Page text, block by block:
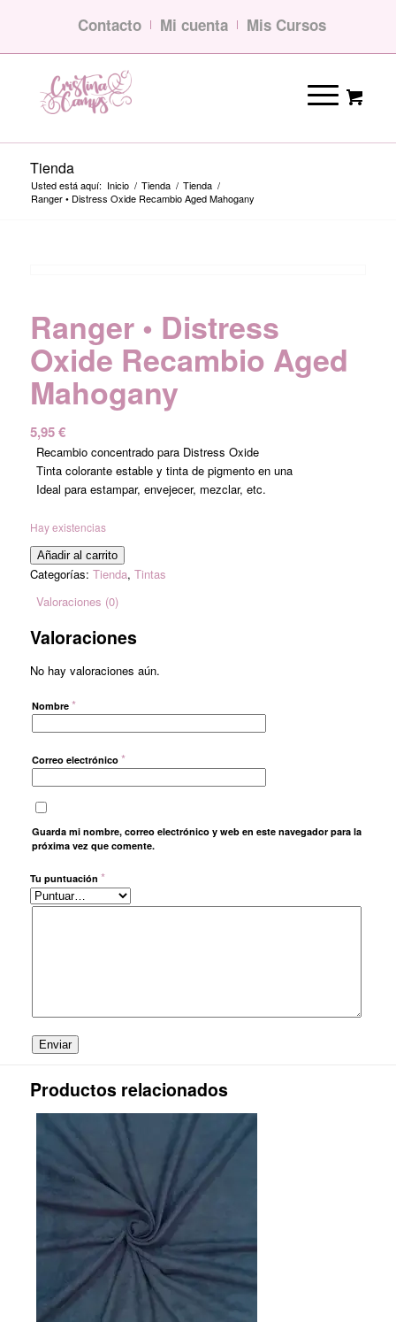
Contacto Mi cuenta Mis Cursos
Tienda
Usted está aquí: Inicio / Tienda / Tienda /
Ranger • Distress Oxide Recambio Aged Mahogany
Ranger • Distress
Oxide Recambio Aged
Mahogany
5,95€
Recambio concentrado para Distress Oxide
Tinta colorante estable y tinta de pigmento en una
Ideal para estampar, envejecer, mezclar, etc.
Hay existencias
Añadir al carrito
Categorías: Tienda, Tintas
Valoraciones (0)
Valoraciones
No hay valoraciones aún.
Nombre *
Correo electrónico *
Guarda mi nombre, correo electrónico y web en este navegador para la
próxima vez que comente.
Tu puntuación *
Productos relacionados